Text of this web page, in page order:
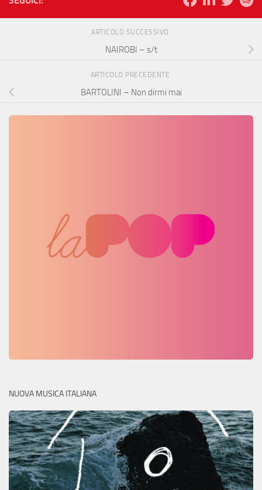
ARTICOLO SUCCESSIVO
NAIROBI – s/t
ARTICOLO PRECEDENTE
BARTOLINI – Non dirmi mai
NUOVA MUSICA ITALIANA